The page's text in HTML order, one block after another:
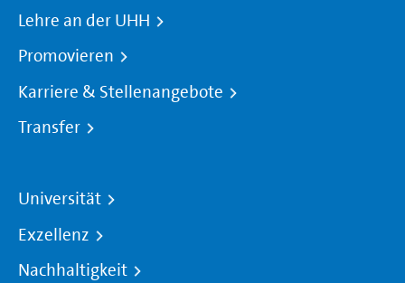
Lehre an der UHH
Promovieren
Karriere & Stellenangebote
Transfer
Universität
Exzellenz
Nachhaltigkeit